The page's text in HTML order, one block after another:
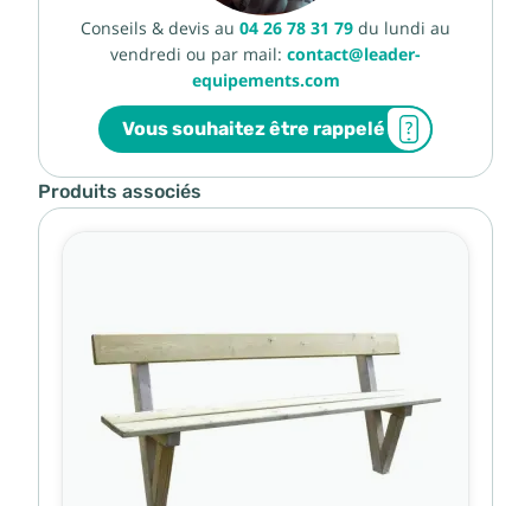
Conseils & devis au 04 26 78 31 79 du lundi au
vendredi ou par mail: contact@leader-
equipements.com
Vous souhaitez être rappelé
Produits associés